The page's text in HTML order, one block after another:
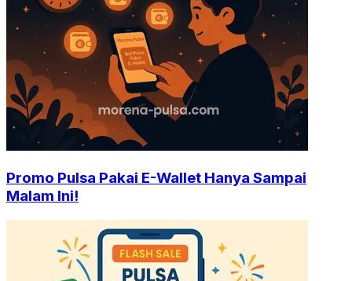
Promo Pulsa Pakai E-Wallet Hanya Sampai
Malam Ini!